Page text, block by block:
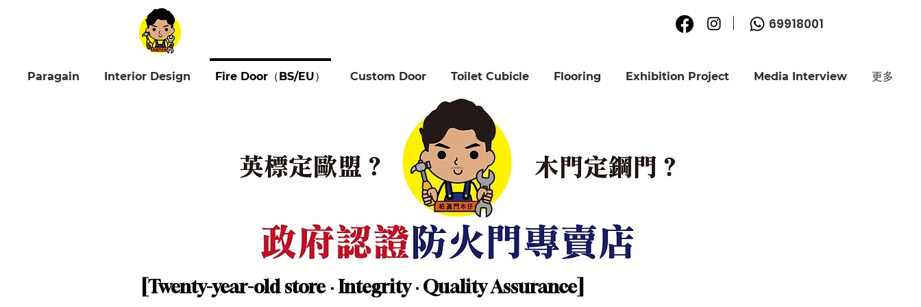
69918001
Paragain Interior Design Fire Door（BS/EU） Custom Door Toilet Cubicle Flooring Exhibition Project Media Interview 更多
[Twenty-year-old store ‧ Integrity ‧ Quality Assurance]